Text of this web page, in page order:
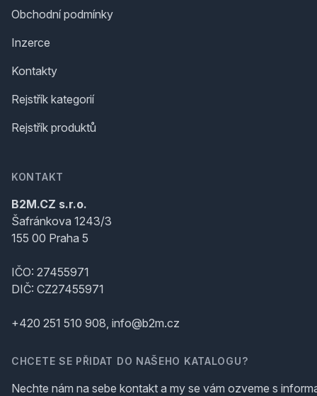
Obchodní podmínky
Inzerce
Kontakty
Rejstřík kategorií
Rejstřík produktů
KONTAKT
B2M.CZ s.r.o.
Šafránkova 1243/3
155 00 Praha 5
IČO: 27455971
DIČ: CZ27455971
+420 251 510 908, info@b2m.cz
CHCETE SE PŘIDAT DO NAŠEHO KATALOGU?
Nechte nám na sebe kontakt a my se vám ozveme s